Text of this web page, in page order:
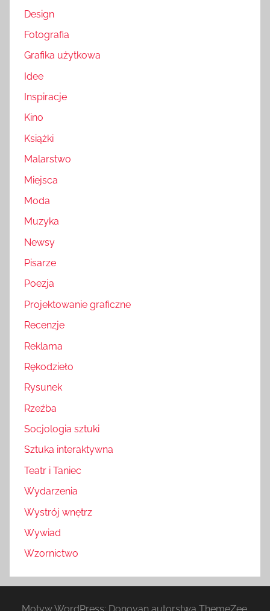
Design
Fotografia
Grafika użytkowa
Idee
Inspiracje
Kino
Książki
Malarstwo
Miejsca
Moda
Muzyka
Newsy
Pisarze
Poezja
Projektowanie graficzne
Recenzje
Reklama
Rękodzieło
Rysunek
Rzeźba
Socjologia sztuki
Sztuka interaktywna
Teatr i Taniec
Wydarzenia
Wystrój wnętrz
Wywiad
Wzornictwo